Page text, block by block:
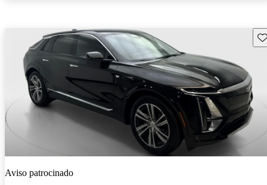
Aviso patrocinado